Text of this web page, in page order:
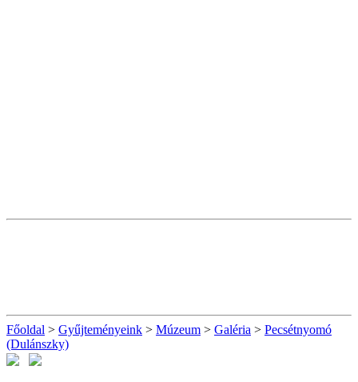
Főoldal > Gyűjteményeink > Múzeum > Galéria > Pecsétnyomó
(Dulánszky)